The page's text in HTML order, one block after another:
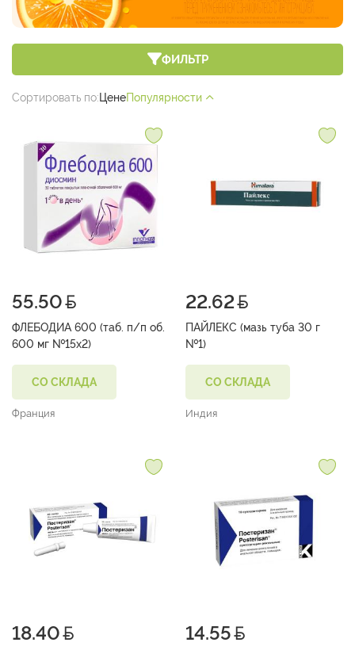
ФИЛЬТР
Сортировать по: ЦенеПопулярности
55.50
ФЛЕБОДИА 600 (таб. п/п об.
600 мг №15х2)
СО СКЛАДА
Франция
22.62
ПАЙЛЕКС (мазь туба 30 г
№1)
СО СКЛАДА
Индия
18.40 14.55